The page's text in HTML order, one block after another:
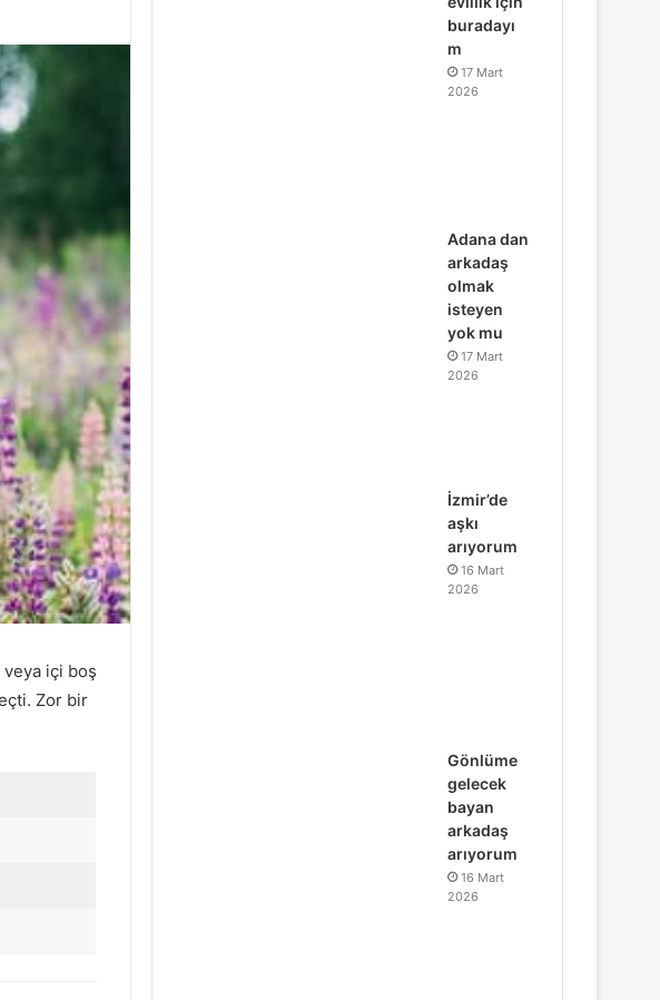
içi boş
Zor bir
buradayı
m
17 Mart
2026
Adana dan
arkadaş
olmak
isteyen
yok mu
17 Mart
2026
İzmir’de
aşkı
arıyorum
16 Mart
2026
Gönlüme
gelecek
bayan
arkadaş
arıyorum
16 Mart
2026